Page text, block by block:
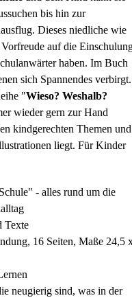
bis hin zur
Dieses niedliche wie
auf die
haben. Im Buch
sich Spannendes verbirgt.
"Wieso? Weshalb?
wieder gern zur Hand
kindgerechten Themen und
liegt. Für Kinder
- alles rund um die
Texte
16 Seiten, Maße 24,5
neugierig sind, was in der